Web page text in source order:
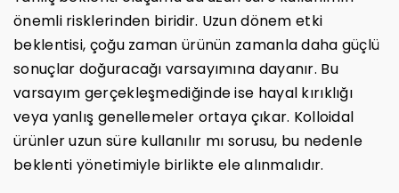
önemli risklerinden biridir. Uzun dönem etki
beklentisi, çoğu zaman ürünün zamanla daha güçlü
sonuçlar doğuracağı varsayımına dayanır. Bu
varsayım gerçekleşmediğinde ise hayal kırıklığı
veya yanlış genellemeler ortaya çıkar. Kolloidal
ürünler uzun süre kullanılır mı sorusu, bu nedenle
beklenti yönetimiyle birlikte ele alınmalıdır.